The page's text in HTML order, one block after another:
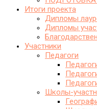
Итоги проекта
Дипломы
Дипломы
Участники
Педагоги
Школы-